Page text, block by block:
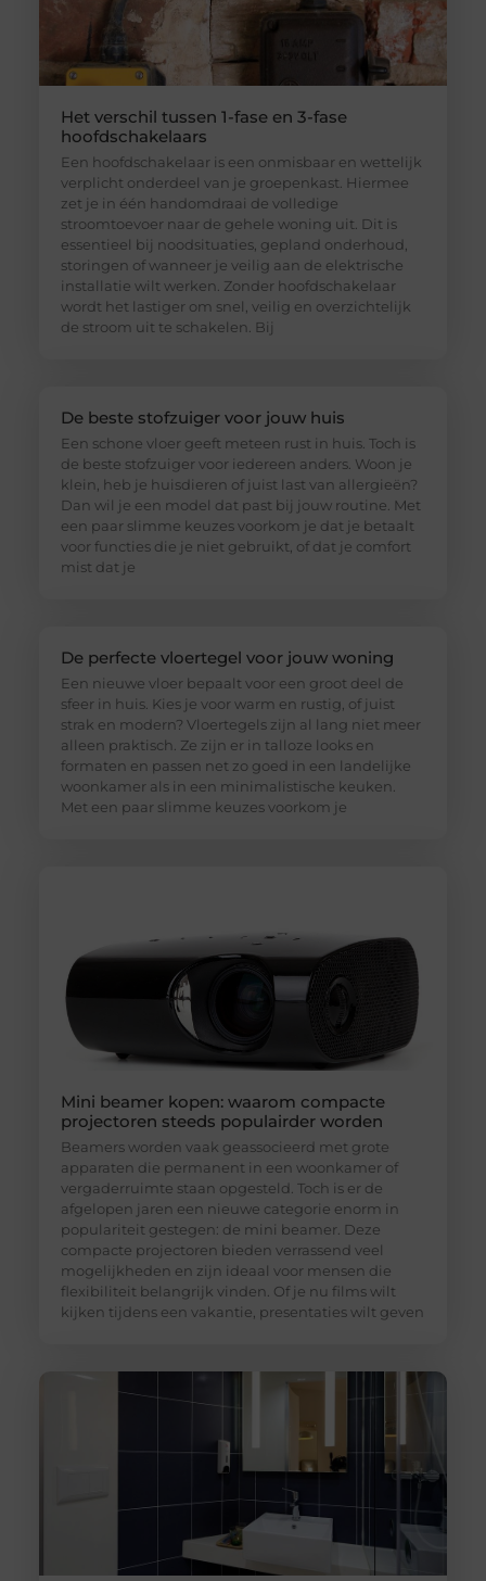
Het verschil tussen 1-fase en 3-fase
hoofdschakelaars
Een hoofdschakelaar is een onmisbaar en wettelijk
verplicht onderdeel van je groepenkast. Hiermee
zet je in één handomdraai de volledige
stroomtoevoer naar de gehele woning uit. Dit is
essentieel bij noodsituaties, gepland onderhoud,
storingen of wanneer je veilig aan de elektrische
installatie wilt werken. Zonder hoofdschakelaar
wordt het lastiger om snel, veilig en overzichtelijk
de stroom uit te schakelen. Bij
De beste stofzuiger voor jouw huis
Een schone vloer geeft meteen rust in huis. Toch is
de beste stofzuiger voor iedereen anders. Woon je
klein, heb je huisdieren of juist last van allergieën?
Dan wil je een model dat past bij jouw routine. Met
een paar slimme keuzes voorkom je dat je betaalt
voor functies die je niet gebruikt, of dat je comfort
mist dat je
De perfecte vloertegel voor jouw woning
Een nieuwe vloer bepaalt voor een groot deel de
sfeer in huis. Kies je voor warm en rustig, of juist
strak en modern? Vloertegels zijn al lang niet meer
alleen praktisch. Ze zijn er in talloze looks en
formaten en passen net zo goed in een landelijke
woonkamer als in een minimalistische keuken.
Met een paar slimme keuzes voorkom je
Mini beamer kopen: waarom compacte
projectoren steeds populairder worden
Beamers worden vaak geassocieerd met grote
apparaten die permanent in een woonkamer of
vergaderruimte staan opgesteld. Toch is er de
afgelopen jaren een nieuwe categorie enorm in
populariteit gestegen: de mini beamer. Deze
compacte projectoren bieden verrassend veel
mogelijkheden en zijn ideaal voor mensen die
flexibiliteit belangrijk vinden. Of je nu films wilt
kijken tijdens een vakantie, presentaties wilt geven